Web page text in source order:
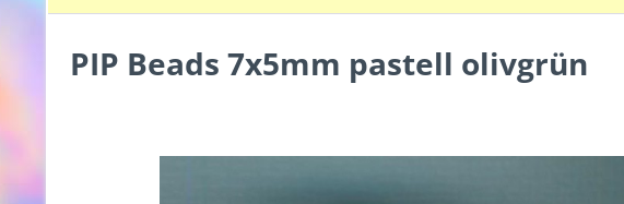
PIP Beads 7x5mm pastell olivgrün